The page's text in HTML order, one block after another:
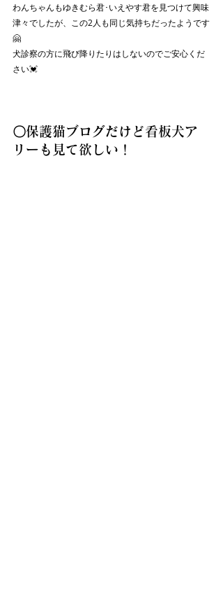
わんちゃんもゆきむら君･いえやす君を見つけて興味
津々でしたが、この2人も同じ気持ちだったようです
🤗
犬診察の方に飛び降りたりはしないのでご安心くだ
さい💓
〇保護猫ブログだけど看板犬ア
リーも見て欲しい！